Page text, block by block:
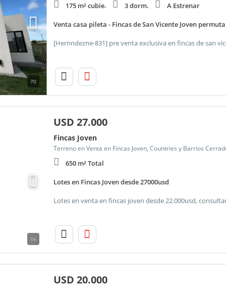
70
175 m² cubie. 3 dorm. A Estrenar
Venta casa pileta - Fincas de San Vicente Joven permuta
56
USD 27.000
Fincas Joven
Terreno en Venta en Fincas Joven, Countries y Barrios
650 m² Total
Lotes en Fincas Joven desde 27000usd
USD 20.000